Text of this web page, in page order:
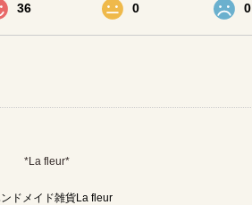
36 0 0
*La fleur*
ドメイド雑貨La fleur